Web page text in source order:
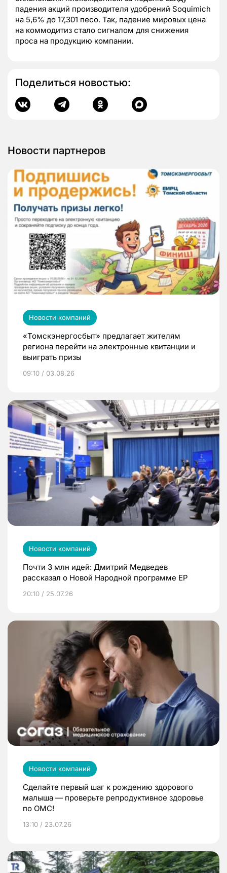
падения акций производителя удобрений Soquimich
на 5,6% до 17,301 песо. Так, падение мировых цена
на коммодитиз стало сигналом для снижения
проса на продукцию компании.
Поделиться новостью:
Новости партнеров
Новости компаний
«Томскэнергосбыт» предлагает жителям
региона перейти на электронные квитанции и
выиграть призы
09:10 / 03.08.26
Новости компаний
Почти 3 млн идей: Дмитрий Медведев
рассказал о Новой Народной программе ЕР
20:10 / 25.07.26
Новости компаний
Сделайте первый шаг к рождению здорового
малыша — проверьте репродуктивное здоровье
по ОМС!
13:10 / 23.07.26